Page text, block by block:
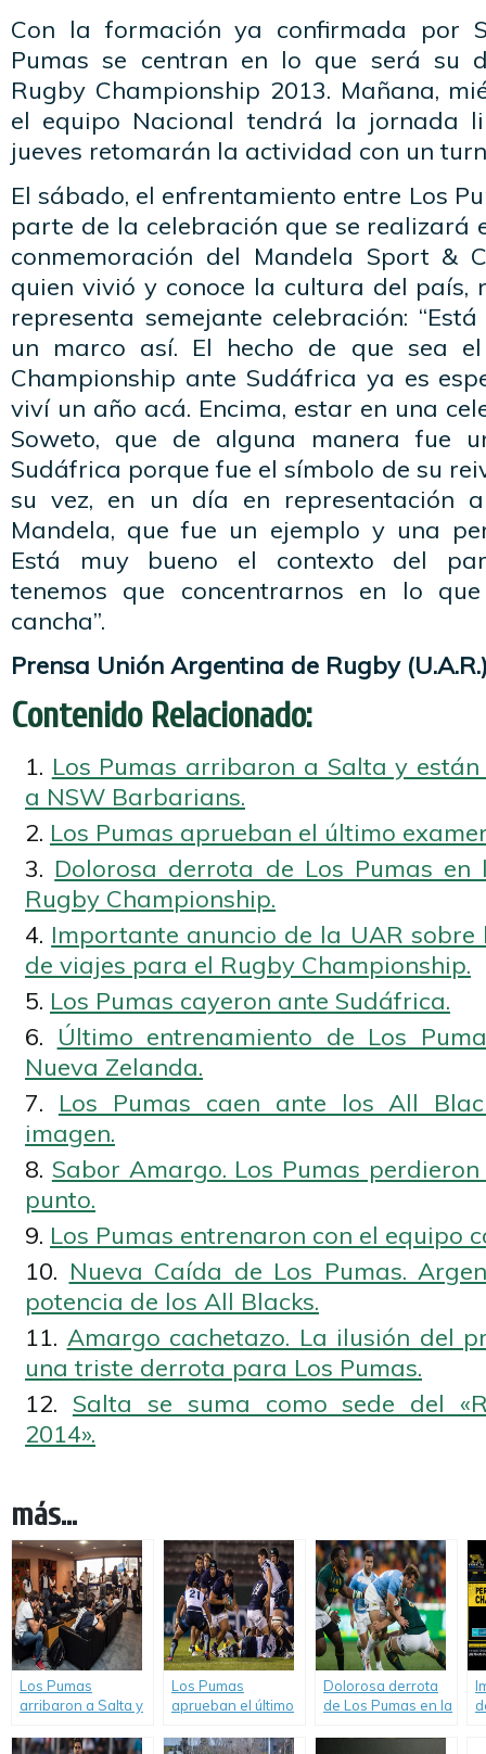
Con la formación ya confirmada por
Pumas se centran en lo que será su
Rugby Championship 2013. Mañana,
el equipo Nacional tendrá la jornada
jueves retomarán la actividad con un
El sábado, el enfrentamiento entre Los
parte de la celebración que se realizará
conmemoración del Mandela Sport &
quien vivió y conoce la cultura del país,
representa semejante celebración:
un marco así. El hecho de que sea
Championship ante Sudáfrica ya es
viví un año acá. Encima, estar en una
Soweto, que de alguna manera fue
Sudáfrica porque fue el símbolo de su
su vez, en un día en representación
Mandela, que fue un ejemplo y una
Está muy bueno el contexto del
tenemos que concentrarnos en lo
cancha”.
Prensa Unión Argentina de Rugby
Contenido Relacionado:
Los Pumas arribaron a Salta y
a NSW Barbarians.
Los Pumas aprueban el último
Dolorosa derrota de Los Pumas
Rugby Championship.
Importante anuncio de la UAR
de viajes para el Rugby Championship.
Los Pumas cayeron ante Sudáfrica.
Último entrenamiento de Los
Nueva Zelanda.
Los Pumas caen ante los All
imagen.
Sabor Amargo. Los Pumas
punto.
Los Pumas entrenaron con el equipo
Nueva Caída de Los Pumas.
potencia de los All Blacks.
Amargo cachetazo. La ilusión del
una triste derrota para Los Pumas.
Salta se suma como sede del
2014».
más...
Los Pumas
arribaron a Salta y
enfrentar a NSW
Los Pumas
aprueban el último
Dolorosa derrota
de Los Pumas en la